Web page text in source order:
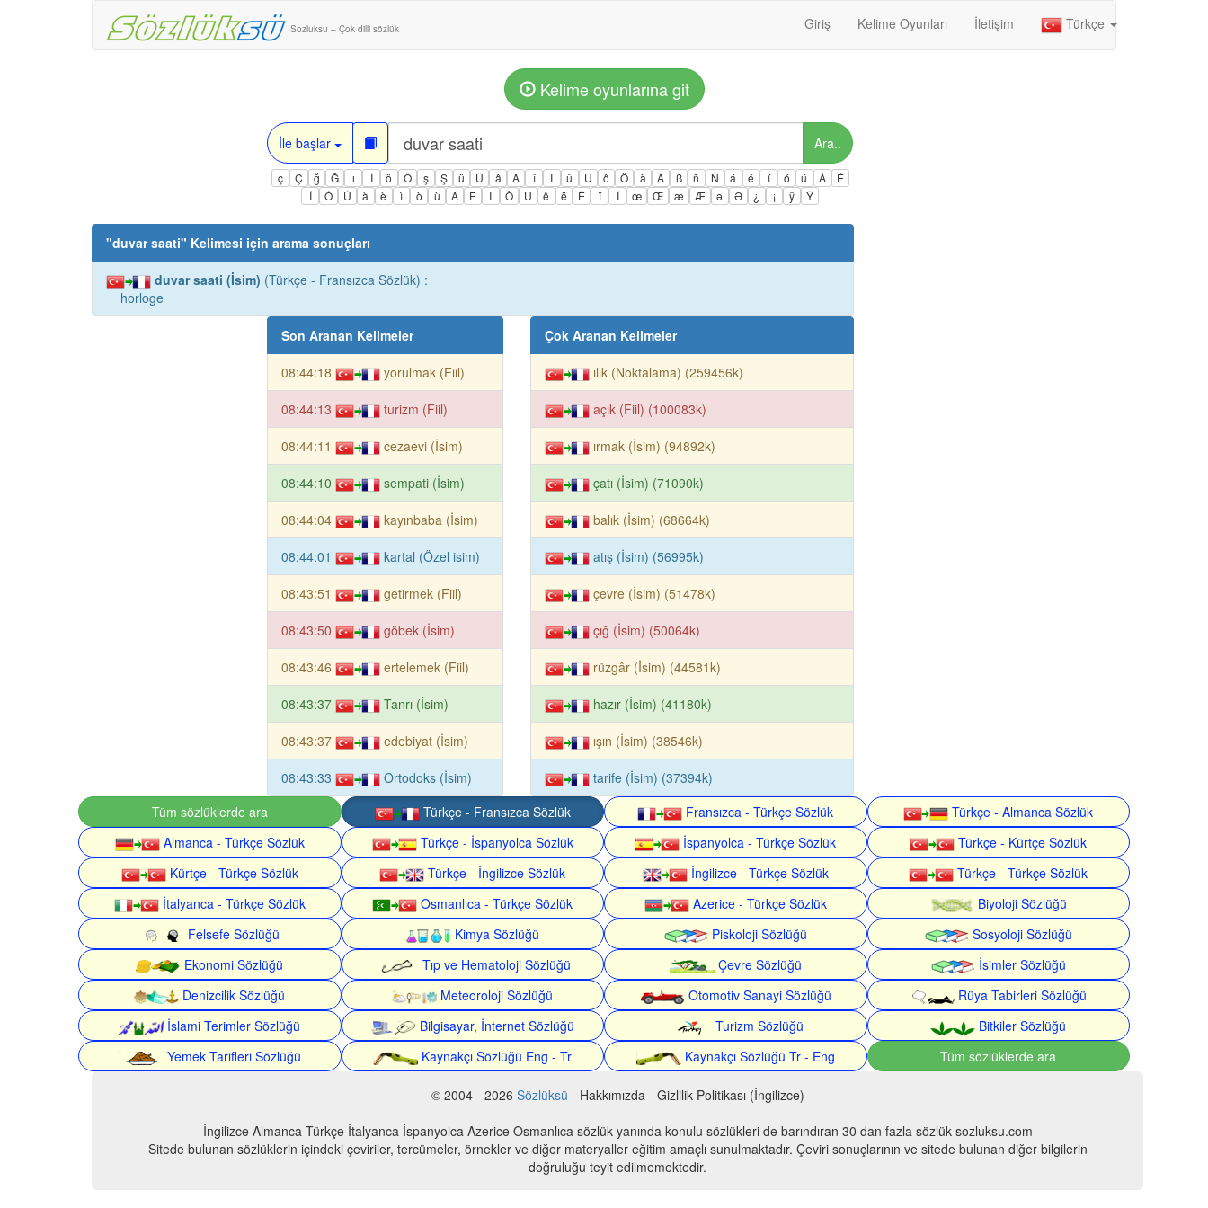
Sozluksu – Çok dilli sözlük Giriş Kelime Oyunları İletişim Türkçe
Kelime oyunlarına git
İle başlar Ara..
ç Ç ğ Ğ ı İ ö Ö ş Ş ü Ü â Â î Î û Û ô Ô ä Ä ß ñ Ñ á é í ó ú Á
É
Í
Ó Ú à è ì ò ù À È Ì Ò Ù ê ë Ë ï Ï œ Œ æ Æ ə Ə ¿ ¡ ÿ Ÿ
"duvar saati" Kelimesi için arama sonuçları
duvar saati (İsim) (Türkçe - Fransızca Sözlük) :
horloge
Son Aranan Kelimeler
08:44:18 yorulmak (Fiil)
08:44:13 turizm (Fiil)
08:44:11 cezaevi (İsim)
08:44:10 sempati (İsim)
08:44:04 kayınbaba (İsim)
08:44:01 kartal (Özel isim)
08:43:51 getirmek (Fiil)
08:43:50 göbek (İsim)
08:43:46 ertelemek (Fiil)
08:43:37 Tanrı (İsim)
08:43:37 edebiyat (İsim)
08:43:33 Ortodoks (İsim)
Çok Aranan Kelimeler
ılık (Noktalama) (259456k)
açık (Fiil) (100083k)
ırmak (İsim) (94892k)
çatı (İsim) (71090k)
balık (İsim) (68664k)
atış (İsim) (56995k)
çevre (İsim) (51478k)
çığ (İsim) (50064k)
rüzgâr (İsim) (44581k)
hazır (İsim) (41180k)
ışın (İsim) (38546k)
tarife (İsim) (37394k)
Tüm sözlüklerde ara
Türkçe - Fransızca Sözlük Fransızca - Türkçe Sözlük
Türkçe - Almanca Sözlük
Almanca - Türkçe Sözlük
Türkçe - İspanyolca Sözlük İspanyolca - Türkçe Sözlük
Türkçe - Kürtçe Sözlük
Kürtçe - Türkçe Sözlük
Türkçe - İngilizce Sözlük İngilizce - Türkçe Sözlük
Türkçe - Türkçe Sözlük
İtalyanca - Türkçe Sözlük
Osmanlıca - Türkçe Sözlük Azerice - Türkçe Sözlük
Biyoloji Sözlüğü
Felsefe Sözlüğü
Kimya Sözlüğü Piskoloji Sözlüğü
Sosyoloji Sözlüğü
Ekonomi Sözlüğü
Tıp ve Hematoloji Sözlüğü Çevre Sözlüğü
İsimler Sözlüğü
Denizcilik Sözlüğü
Meteoroloji Sözlüğü Otomotiv Sanayi Sözlüğü
Rüya Tabirleri Sözlüğü
İslami Terimler Sözlüğü
Bilgisayar, İnternet Sözlüğü Turizm Sözlüğü
Bitkiler Sözlüğü
Yemek Tarifleri Sözlüğü
Kaynakçı Sözlüğü Eng - Tr Kaynakçı Sözlüğü Tr - Eng Tüm sözlüklerde ara
© 2004 - 2026 Sözlüksü - Hakkımızda - Gizlilik Politikası (İngilizce)
İngilizce Almanca Türkçe İtalyanca İspanyolca Azerice Osmanlıca sözlük yanında konulu sözlükleri de barındıran 30 dan fazla sözlük sozluksu.com
Sitede bulunan sözlüklerin içindeki çeviriler, tercümeler, örnekler ve diğer materyaller eğitim amaçlı sunulmaktadır. Çeviri sonuçlarının ve sitede bulunan diğer bilgilerin
doğruluğu teyit edilmemektedir.